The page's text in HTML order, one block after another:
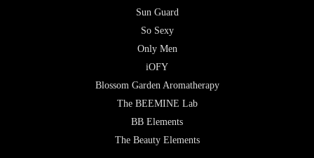
Sun Guard
So Sexy
Only Men
iOFY
Blossom Garden Aromatherapy
The BEEMINE Lab
BB Elements
The Beauty Elements